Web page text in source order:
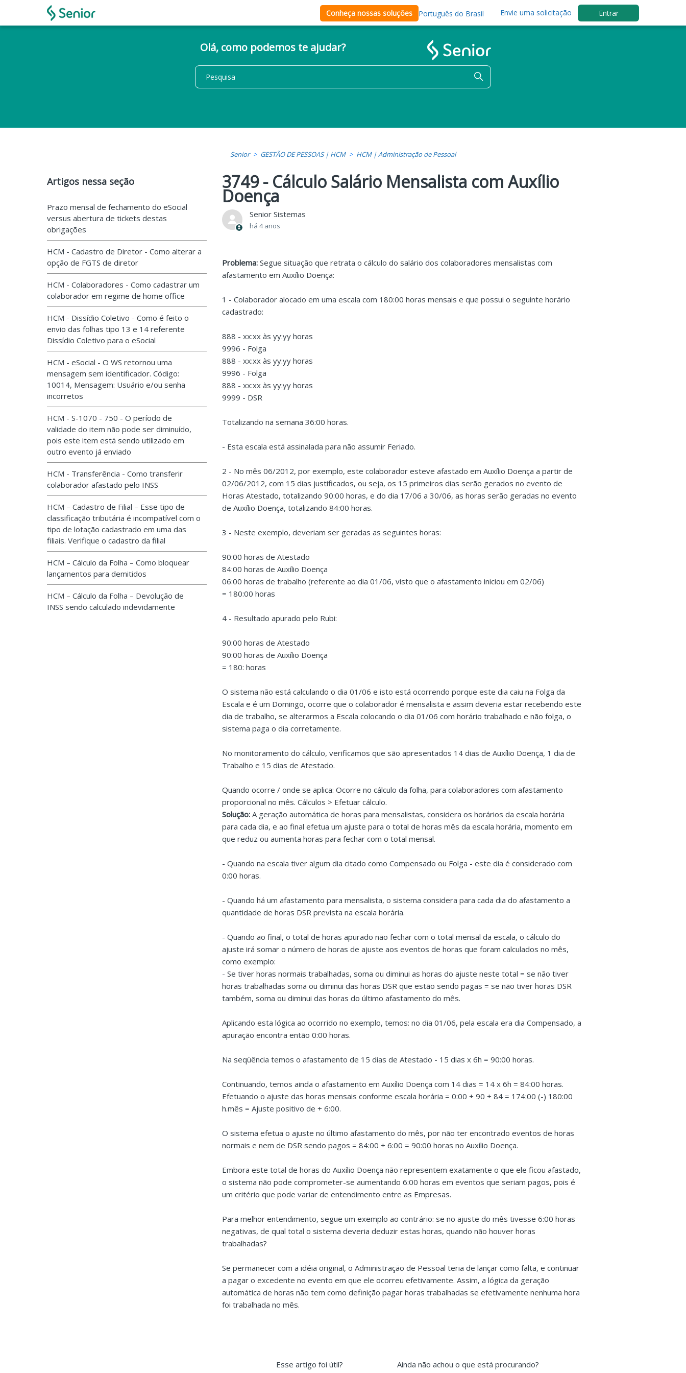
Conheça nossas soluções Português do Brasil Envie uma solicitação Entrar
Olá, como podemos te ajudar?
Senior GESTÃO DE PESSOAS | HCM HCM | Administração de Pessoal
Artigos nessa seção
Prazo mensal de fechamento do eSocial
versus abertura de tickets destas
obrigações
HCM - Cadastro de Diretor - Como alterar a
opção de FGTS de diretor
HCM - Colaboradores - Como cadastrar um
colaborador em regime de home office
HCM - Dissídio Coletivo - Como é feito o
envio das folhas tipo 13 e 14 referente
Dissídio Coletivo para o eSocial
HCM - eSocial - O WS retornou uma
mensagem sem identificador. Código:
10014, Mensagem: Usuário e/ou senha
incorretos
HCM - S-1070 - 750 - O período de
validade do item não pode ser diminuído,
pois este item está sendo utilizado em
outro evento já enviado
HCM - Transferência - Como transferir
colaborador afastado pelo INSS
HCM – Cadastro de Filial – Esse tipo de
classificação tributária é incompatível com o
tipo de lotação cadastrado em uma das
filiais. Verifique o cadastro da filial
HCM – Cálculo da Folha – Como bloquear
lançamentos para demitidos
HCM – Cálculo da Folha – Devolução de
INSS sendo calculado indevidamente
3749 - Cálculo Salário Mensalista com Auxílio
Doença
Senior Sistemas
há 4 anos
Problema:Segue situação que retrata o cálculo do salário dos colaboradores mensalistas com
afastamento em Auxílio Doença:
1 - Colaborador alocado em uma escala com 180:00 horas mensais e que possui o seguinte horário
cadastrado:
888 - xx:xx às yy:yy horas
9996 - Folga
888 - xx:xx às yy:yy horas
9996 - Folga
888 - xx:xx às yy:yy horas
9999 - DSR
Totalizando na semana 36:00 horas.
- Esta escala está assinalada para não assumir Feriado.
2 - No mês 06/2012, por exemplo, este colaborador esteve afastado em Auxílio Doença a partir de
02/06/2012, com 15 dias justificados, ou seja, os 15 primeiros dias serão gerados no evento de
Horas Atestado, totalizando 90:00 horas, e do dia 17/06 a 30/06, as horas serão geradas no evento
de Auxílio Doença, totalizando 84:00 horas.
3 - Neste exemplo, deveriam ser geradas as seguintes horas:
90:00 horas de Atestado
84:00 horas de Auxílio Doença
06:00 horas de trabalho (referente ao dia 01/06, visto que o afastamento iniciou em 02/06)
= 180:00 horas
4 - Resultado apurado pelo Rubi:
90:00 horas de Atestado
90:00 horas de Auxílio Doença
= 180: horas
O sistema não está calculando o dia 01/06 e isto está ocorrendo porque este dia caiu na Folga da
Escala e é um Domingo, ocorre que o colaborador é mensalista e assim deveria estar recebendo este
dia de trabalho, se alterarmos a Escala colocando o dia 01/06 com horário trabalhado e não folga, o
sistema paga o dia corretamente.
No monitoramento do cálculo, verificamos que são apresentados 14 dias de Auxílio Doença, 1 dia de
Trabalho e 15 dias de Atestado.
Quando ocorre / onde se aplica: Ocorre no cálculo da folha, para colaboradores com afastamento
proporcional no mês. Cálculos > Efetuar cálculo.
Solução:A geração automática de horas para mensalistas, considera os horários da escala horária
para cada dia, e ao final efetua um ajuste para o total de horas mês da escala horária, momento em
que reduz ou aumenta horas para fechar com o total mensal.
- Quando na escala tiver algum dia citado como Compensado ou Folga - este dia é considerado com
0:00 horas.
- Quando há um afastamento para mensalista, o sistema considera para cada dia do afastamento a
quantidade de horas DSR prevista na escala horária.
- Quando ao final, o total de horas apurado não fechar com o total mensal da escala, o cálculo do
ajuste irá somar o número de horas de ajuste aos eventos de horas que foram calculados no mês,
como exemplo:
- Se tiver horas normais trabalhadas, soma ou diminui as horas do ajuste neste total = se não tiver
horas trabalhadas soma ou diminui das horas DSR que estão sendo pagas = se não tiver horas DSR
também, soma ou diminui das horas do último afastamento do mês.
Aplicando esta lógica ao ocorrido no exemplo, temos: no dia 01/06, pela escala era dia Compensado, a
apuração encontra então 0:00 horas.
Na seqüência temos o afastamento de 15 dias de Atestado - 15 dias x 6h = 90:00 horas.
Continuando, temos ainda o afastamento em Auxílio Doença com 14 dias = 14 x 6h = 84:00 horas.
Efetuando o ajuste das horas mensais conforme escala horária = 0:00 + 90 + 84 = 174:00 (-) 180:00
h.mês = Ajuste positivo de + 6:00.
O sistema efetua o ajuste no último afastamento do mês, por não ter encontrado eventos de horas
normais e nem de DSR sendo pagos = 84:00 + 6:00 = 90:00 horas no Auxílio Doença.
Embora este total de horas do Auxílio Doença não representem exatamente o que ele ficou afastado,
o sistema não pode comprometer-se aumentando 6:00 horas em eventos que seriam pagos, pois é
um critério que pode variar de entendimento entre as Empresas.
Para melhor entendimento, segue um exemplo ao contrário: se no ajuste do mês tivesse 6:00 horas
negativas, de qual total o sistema deveria deduzir estas horas, quando não houver horas
trabalhadas?
Se permanecer com a idéia original, o Administração de Pessoal teria de lançar como falta, e continuar
a pagar o excedente no evento em que ele ocorreu efetivamente. Assim, a lógica da geração
automática de horas não tem como definição pagar horas trabalhadas se efetivamente nenhuma hora
foi trabalhada no mês.
Esse artigo foi útil? Ainda não achou o que está procurando?